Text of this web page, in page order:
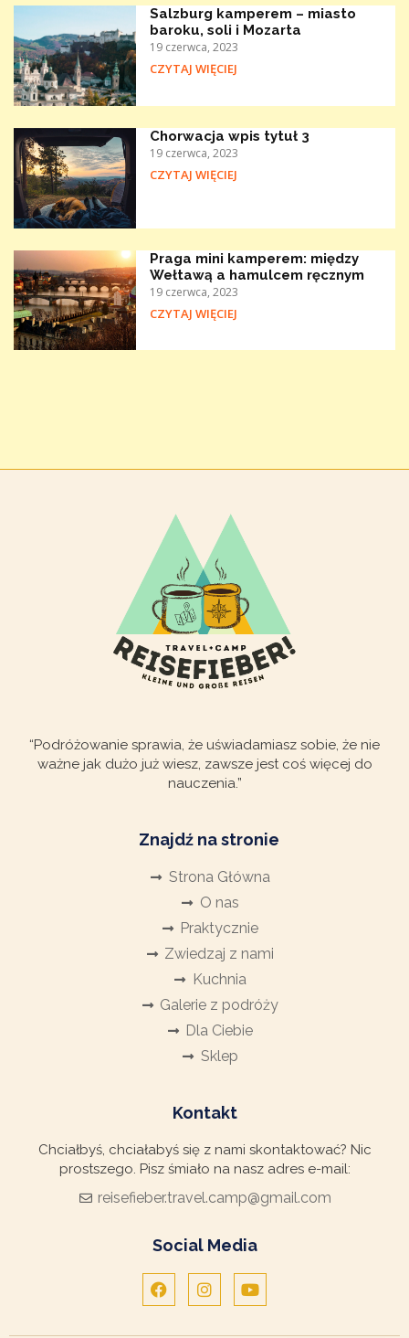
Salzburg kamperem – miasto
baroku, soli i Mozarta
19 czerwca, 2023
CZYTAJ WIĘCIEJ
Chorwacja wpis tytuł 3
19 czerwca, 2023
CZYTAJ WIĘCIEJ
Praga mini kamperem: między
Wełtawą a hamulcem ręcznym
19 czerwca, 2023
CZYTAJ WIĘCIEJ
“Podróżowanie sprawia, że uświadamiasz sobie, że nie
ważne jak dużo już wiesz, zawsze jest coś więcej do
nauczenia.”
Znajdź na stronie
Strona Główna
O nas
Praktycznie
Zwiedzaj z nami
Kuchnia
Galerie z podróży
Dla Ciebie
Sklep
Kontakt
Chciałbyś, chciałabyś się z nami skontaktować? Nic
prostszego. Pisz śmiało na nasz adres e-mail:
reisefieber.travel.camp@gmail.com
Social Media